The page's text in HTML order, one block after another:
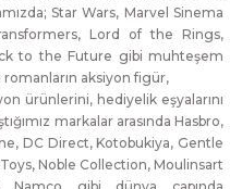
Star Wars, Marvel Sinema
Lord of the Rings,
to the Future gibi muhteşem
aksiyon figür,
ürünlerini, hediyelik eşyalarını
markalar arasında Hasbro,
DC Direct, Kotobukiya, Gentle
Noble Collection, Moulinsart